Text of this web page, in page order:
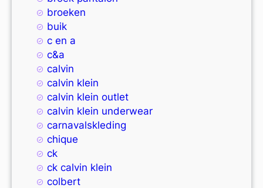
broeken
buik
c en a
c&a
calvin
calvin klein
calvin klein outlet
calvin klein underwear
carnavalskleding
chique
ck
ck calvin klein
colbert